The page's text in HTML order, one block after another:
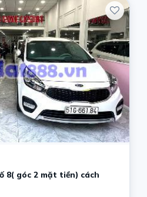
8( góc 2 mặt tiền) cách